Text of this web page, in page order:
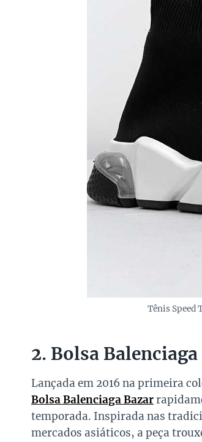
Tênis Speed
2. Bolsa
Lançada em 2016 na primeira
Bolsa Balenciaga Bazar
temporada. Inspirada nas
mercados asiáticos, a peça